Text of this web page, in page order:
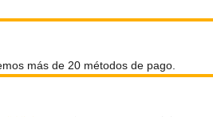
más de 20 métodos de pago.